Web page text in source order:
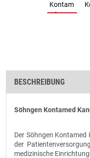
BESCHREIBUNG
Söhngen Kontamed
Der Söhngen
der
medizinische